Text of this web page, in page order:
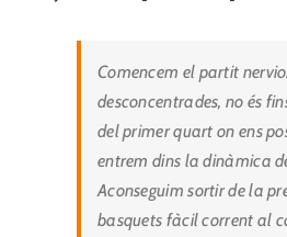
Comencem el partit
desconcentrades, no és
del primer quart on ens
entrem dins la dinàmica
Aconseguim sortir de la
basquets fàcil corrent al